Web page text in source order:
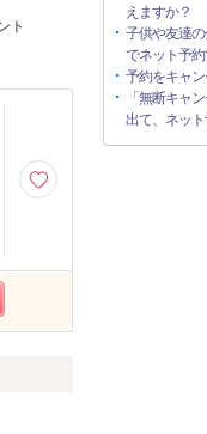
ト
えますか？
子供や友達
でネット予
予約をキャ
「無断キャ
出て、ネッ